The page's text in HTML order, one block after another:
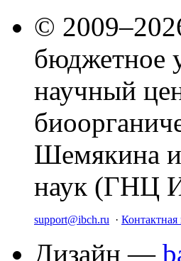
©
бюджетное
научный
Шемякина
наук (ГНЦ
support@ibch.ru ·
Дизайн —